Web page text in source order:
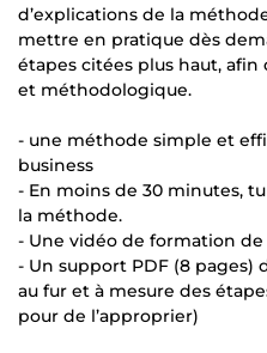
d’explications de la
mettre en pratique dès
étapes citées plus haut,
et méthodologique.
- une méthode simple et
business
- En moins de 30 minutes,
la méthode.
- Une vidéo de formation
- Un support PDF (8 pages)
au fur et à mesure des
pour de l’approprier)